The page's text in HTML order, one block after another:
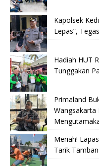
Kapolsek
Lepas”,
Hadiah HUT
Tunggakan
Primaland
Wangsakarta
Meriah!
Tarik